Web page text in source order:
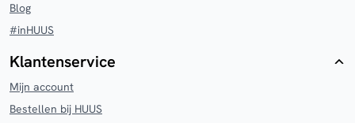
Blog
#inHUUS
Klantenservice
Mijn account
Bestellen bij HUUS